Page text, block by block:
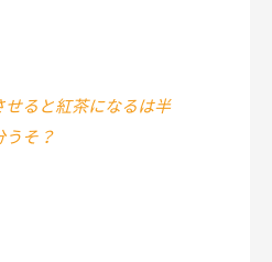
せると紅茶になるは半
うそ？